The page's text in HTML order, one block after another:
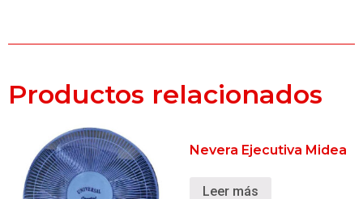
Productos relacionados
Nevera Ejecutiva Midea
Leer más